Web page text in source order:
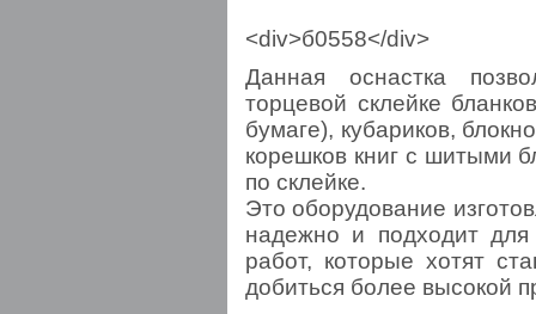
<div>б0558</div>
Данная оснастка
торцевой склейке
бумаге), кубариков,
корешков книг с шитыми
по склейке.
Это оборудование
надежно и подходит
работ, которые хотят
добиться более высокой